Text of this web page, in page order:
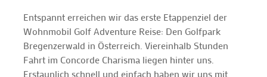
Entspannt erreichen wir das erste Etappenziel der
Wohnmobil Golf Adventure Reise: Den Golfpark
Bregenzerwald in Österreich. Viereinhalb Stunden
Fahrt im Concorde Charisma liegen hinter uns.
Erstaunlich schnell und einfach haben wir uns mit